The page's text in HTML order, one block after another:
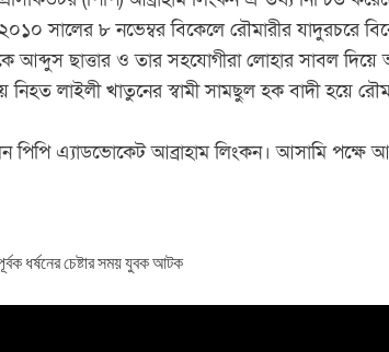
সালের ৮ নভেম্বর বিকেলে রৌমারীর যাদুরচরে
আব্দুস ছাত্তার ও তার সহযোগীরা লোহার সাবল
লাইলী খাতুনের স্বামী সামছুল হক বাদী হয়ে
পিপি এ্যাডভোকেট আব্রাহাম লিংকন। আসামি
ধর্ষনের চেষ্টার সময় যুবক আটক